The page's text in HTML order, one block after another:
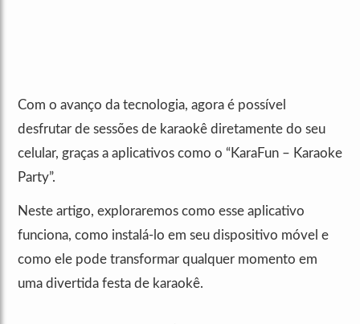
Com o avanço da tecnologia, agora é possível
desfrutar de sessões de karaokê diretamente do seu
celular, graças a aplicativos como o “KaraFun – Karaoke
Party”.
Neste artigo, exploraremos como esse aplicativo
funciona, como instalá-lo em seu dispositivo móvel e
como ele pode transformar qualquer momento em
uma divertida festa de karaokê.